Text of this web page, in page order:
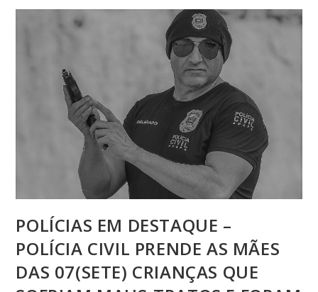
POLÍCIAS EM DESTAQUE –
POLÍCIA CIVIL PRENDE AS MÃES
DAS 07(SETE) CRIANÇAS QUE